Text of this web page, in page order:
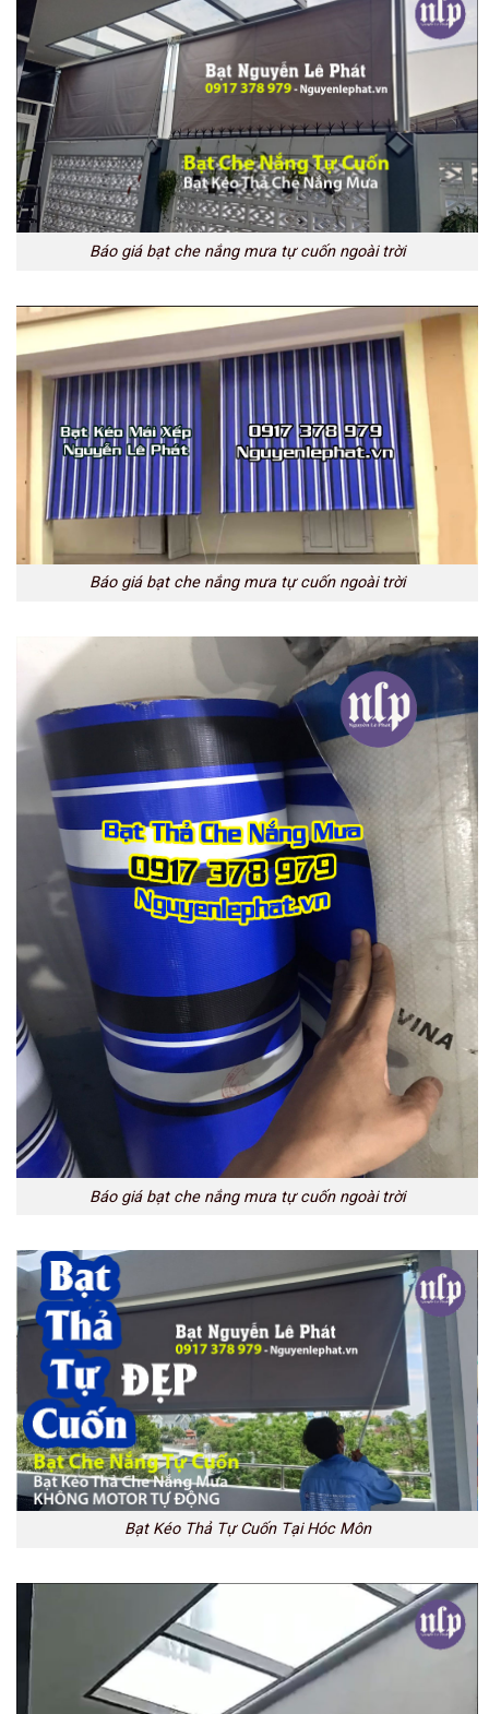
Báo giá bạt che nắng mưa tự cuốn ngoài trời
Báo giá bạt che nắng mưa tự cuốn ngoài trời
Báo giá bạt che nắng mưa tự cuốn ngoài trời
Bạt Kéo Thả Tự Cuốn Tại Hóc Môn